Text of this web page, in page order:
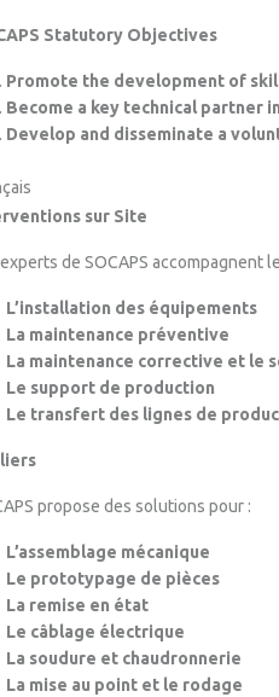
Statutory Objectives
Promote the development of
Become a key technical partner
Develop and disseminate a
sur Site
de SOCAPS accompagnent
L’installation des équipements
La maintenance préventive
La maintenance corrective et le
Le support de production
Le transfert des lignes de
propose des solutions pour :
L’assemblage mécanique
Le prototypage de pièces
La remise en état
Le câblage électrique
La soudure et chaudronnerie
La mise au point et le rodage